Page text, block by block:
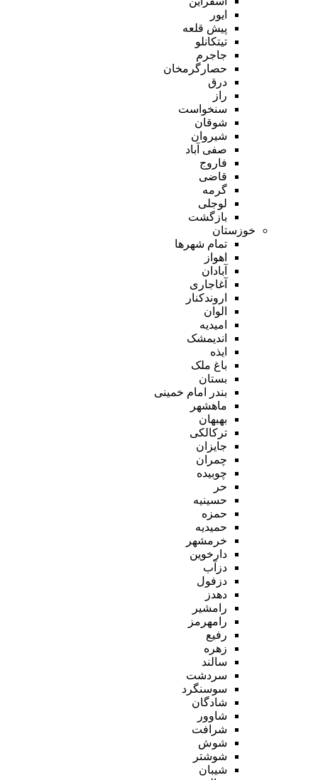
ایور
پیش قلعه
تیتکانلو
جاجرم
حصارگرمخان
درق
راز
سنخواست
شوقان
شیروان
صفی آباد
فاروج
قاضی
گرمه
لوجلی
بازگشت
خوزستان
تمام شهر‌ها
اهواز
آبادان
آغاجاری
اروندکنار
الوان
امیدیه
اندیمشک
ایذه
باغ ملک
بستان
بندر امام خمینی
ماهشهر
بهبهان
ترکالکی
جایزان
چمران
چوبیده
حر
حسینیه
حمزه
حمیدیه
خرمشهر
دارخوین
دزآب
دزفول
دهدز
رامشیر
رامهرمز
رفیع
زهره
سالند
سردشت
سوسنگرد
شادگان
شاوور
شرافت
شوش
شوشتر
شیبان